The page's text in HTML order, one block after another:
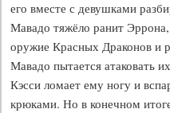
его вместе с девушками
Мавадо тяжёло ранит
оружие Красных Драконов и
Мавадо пытается атаковать
Кэсси ломает ему ногу и
крюками. Но в конечном